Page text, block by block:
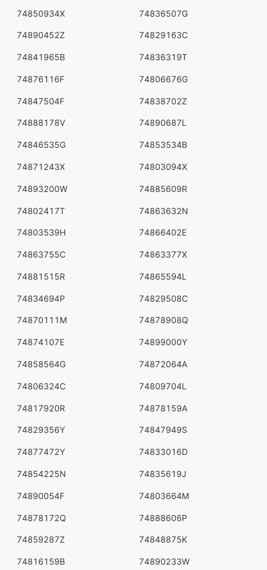
74850934X 74836507G
74890452Z 74829163C
74841965B 74836319T
74876116F 74806676G
74847504F 74838702Z
74888178V 74890687L
74846535G 74853534B
74871243X 74803094X
74893200W 74885609R
74802417T 74863632N
74803539H 74866402E
74863755C 74863377X
74881515R 74865594L
74834694P 74829508C
74870111M 74878908Q
74874107E 74899000Y
74858564G 74872064A
74806324C 74809704L
74817920R 74878159A
74829356Y 74847949S
74877472Y 74833016D
74854225N 74835619J
74890054F 74803664M
74878172Q 74888606P
74859287Z 74848875K
74816159B 74890233W